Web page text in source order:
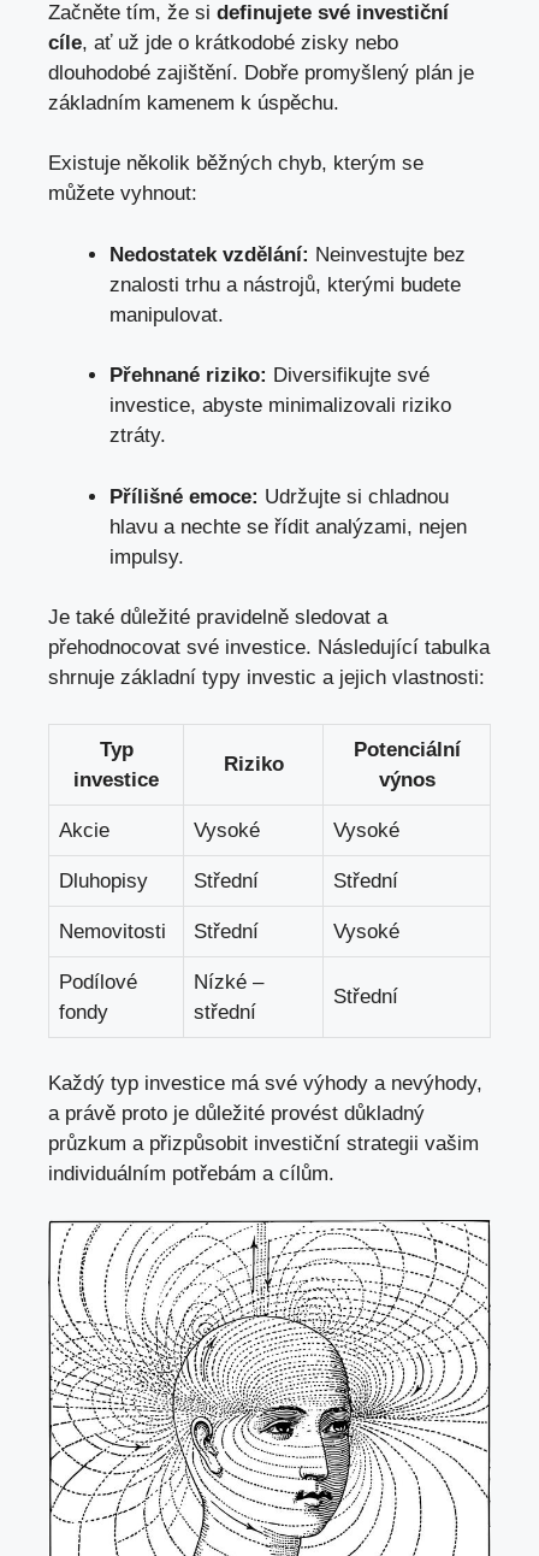
Začněte tím, že si definujete své investiční
cíle, ať už jde o krátkodobé zisky nebo
dlouhodobé zajištění. Dobře promyšlený plán je
základním kamenem k úspěchu.
Existuje několik běžných chyb, kterým se
můžete vyhnout:
Nedostatek vzdělání: Neinvestujte bez
znalosti trhu a nástrojů, kterými budete
manipulovat.
Přehnané riziko: Diversifikujte své
investice, abyste minimalizovali riziko
ztráty.
Přílišné emoce: Udržujte si chladnou
hlavu a nechte se řídit analýzami, nejen
impulsy.
Je také důležité pravidelně sledovat a
přehodnocovat své investice. Následující tabulka
shrnuje základní typy investic a jejich vlastnosti:
Typ
investice
Riziko
Potenciální
výnos
Akcie Vysoké Vysoké
Dluhopisy Střední Střední
Nemovitosti Střední Vysoké
Podílové
fondy
Nízké –
střední
Střední
Každý typ investice má své výhody a nevýhody,
a právě proto je důležité provést důkladný
průzkum a přizpůsobit investiční strategii vašim
individuálním potřebám a cílům.